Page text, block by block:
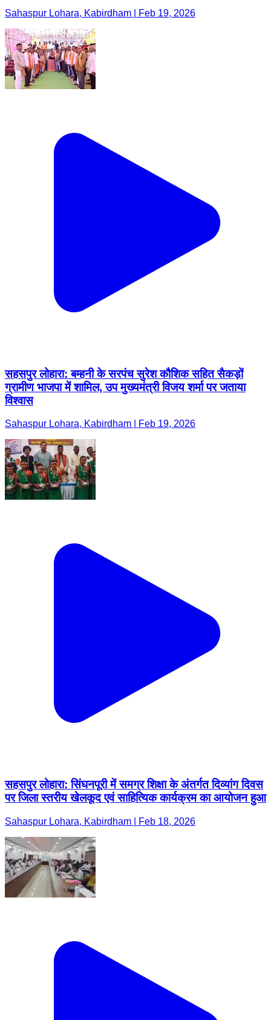
Sahaspur Lohara, Kabirdham | Feb 19, 2026
सहसपुर लोहारा: बम्हनी के सरपंच सुरेश कौशिक सहित सैकड़ों
ग्रामीण भाजपा में शामिल, उप मुख्यमंत्री विजय शर्मा पर जताया
विश्वास
Sahaspur Lohara, Kabirdham | Feb 19, 2026
सहसपुर लोहारा: सिंघनपूरी में समग्र शिक्षा के अंतर्गत दिव्यांग दिवस
पर जिला स्तरीय खेलकूद एवं साहित्यिक कार्यक्रम का आयोजन हुआ
Sahaspur Lohara, Kabirdham | Feb 18, 2026